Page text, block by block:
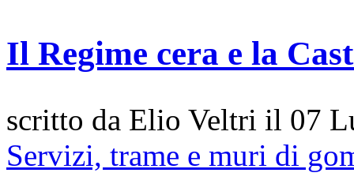
Il Regime cera e la
scritto da Elio Veltri il 07
Servizi, trame e muri di